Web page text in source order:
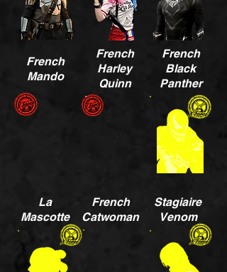
French
Harley
Quinn
French
Black
Panther
French
Mando
French
Catwoman
La
Mascotte
Stagiaire
Venom